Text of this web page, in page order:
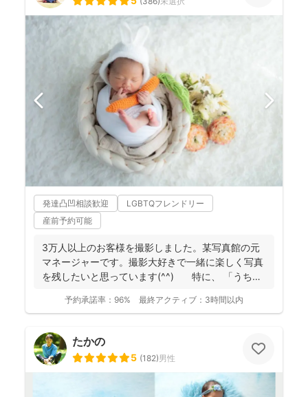
発達凸凹相談歓迎
LGBTQフレンドリー
産前予約可能
3万人以上のお客様を撮影しました。某写真館の元
マネージャーです。撮影大好きで一緒に楽しく写真
を残したいと思っています(^^) 特に、 「うち
予約承諾率： 96% 最終アクティブ： 3時間以内
たかの
5 (182)男性